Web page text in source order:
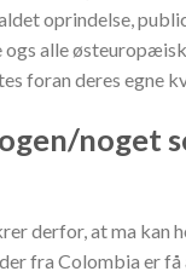
oprindelse,
ogs alle
foran deres egne
noget
derfor, at ma
fra Colombia er